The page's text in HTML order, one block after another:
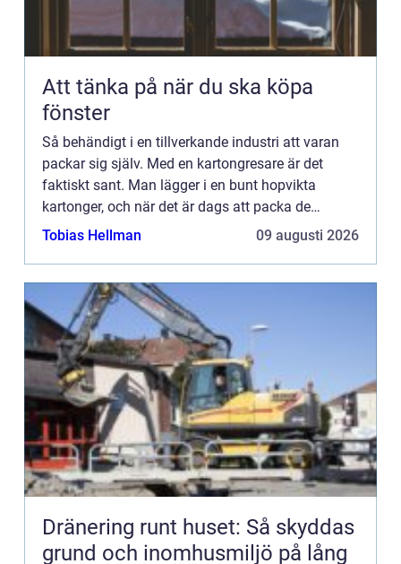
Att tänka på när du ska köpa
fönster
Så behändigt i en tillverkande industri att varan
packar sig själv. Med en kartongresare är det
faktiskt sant. Man lägger i en bunt hopvikta
kartonger, och när det är dags att packa de
färdiga produkterna gör kartongresaren jobbet.
Tobias Hellman 09 augusti 2026
Dränering runt huset: Så skyddas
grund och inomhusmiljö på lång